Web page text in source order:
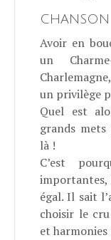
CHANSON
Avoir en
un
un privilège
Quel est
grands
là !
C’est
importantes,
égal. Il sait
choisir le
et harmonies